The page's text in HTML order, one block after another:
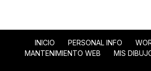
INICIO PERSONAL INFO
MANTENIMIENTO WEB
MIS